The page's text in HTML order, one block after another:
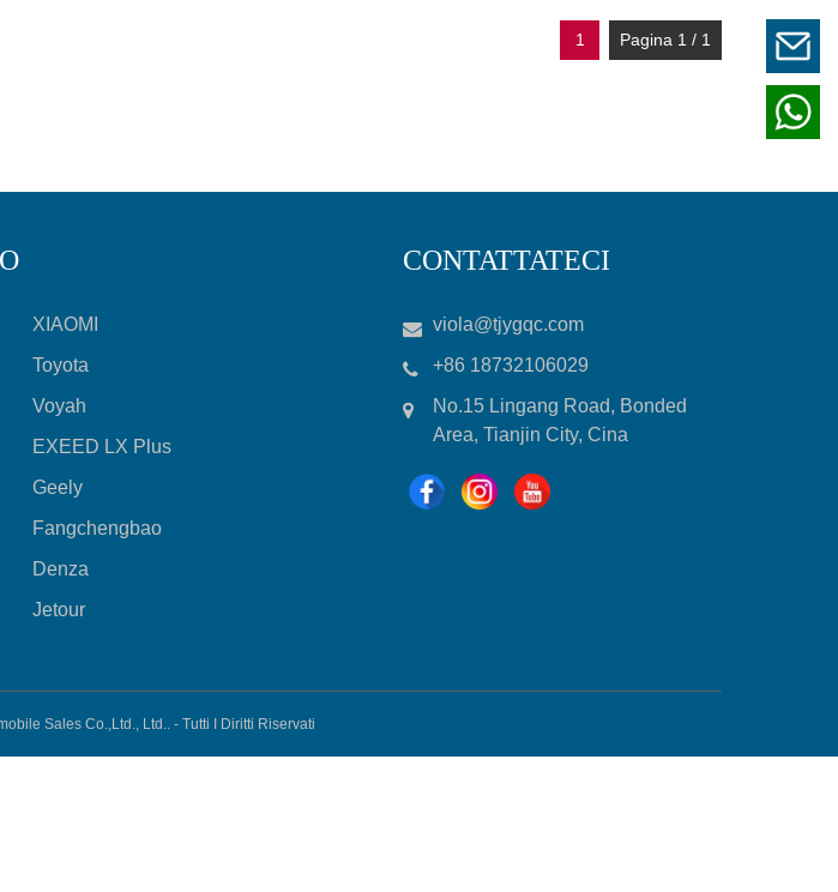
1 Pagina 1 / 1
XIAOMI
Toyota
Voyah
EXEED LX Plus
Geely
Fangchengbao
Denza
Jetour
CONTATTATECI
viola@tjygqc.com
+86 18732106029
No.15 Lingang Road, Bonded
Area, Tianjin City, Cina
Sales Co.,Ltd., Ltd.. - Tutti I Diritti Riservati